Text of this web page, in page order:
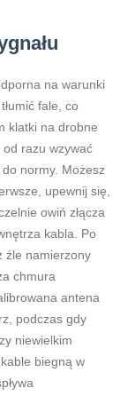
na warunki
fale, co
klatki na drobne
razu wzywać
normy. Możesz
upewnij się,
owiń złącza
kabla. Po
źle namierzony
chmura
antena
podczas gdy
niewielkim
biegną w